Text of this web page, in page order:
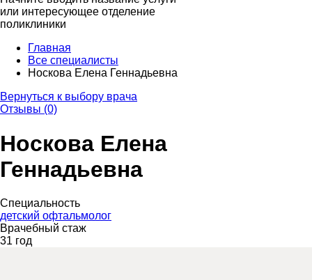
или интересующее отделение
поликлиники
Главная
Все специалисты
Носкова Елена Геннадьевна
Вернуться к выбору врача
Отзывы (0)
Носкова Елена
Геннадьевна
Специальность
детский офтальмолог
Врачебный стаж
31 год